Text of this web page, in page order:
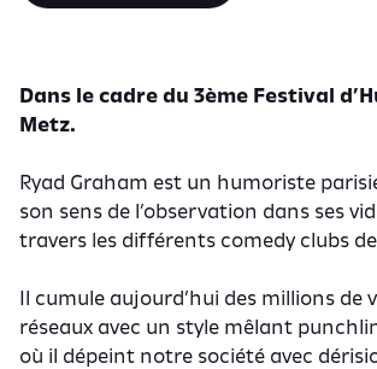
Dans le cadre du 3ème Festival
Metz.
Ryad Graham est un humoriste
son sens de l’observation dans ses
travers les différents comedy clubs
Il cumule aujourd’hui des millions de
réseaux avec un style mêlant
où il dépeint notre société avec